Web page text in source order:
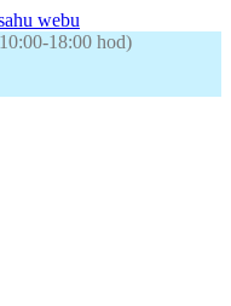
webu
18:00 hod)